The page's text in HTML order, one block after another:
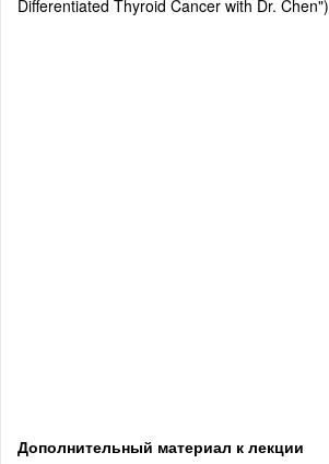
Differentiated Thyroid Cancer with Dr. Chen")
Дополнительный материал к лекции